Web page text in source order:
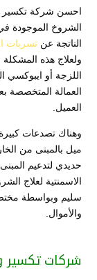
احسن شركة تكسير
الشروخ الموجودة
الناتجة عن تسربات
ولعلاج هذه المشكلة
اللزجة أو ايبوكسي
العمالة المتخصصة
العميل.
وهناك تصدعات
ميل بالمبنى من
حديدي لتدعيم
الاسمنتية لعلاج
سليم وبواسطة
والأموال.
شركات تكسير